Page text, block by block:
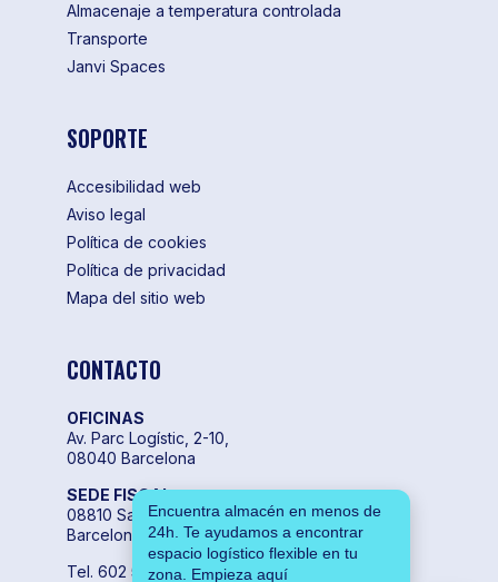
Almacenaje a temperatura controlada
Transporte
Janvi Spaces
SOPORTE
Accesibilidad web
Aviso legal
Política de cookies
Política de privacidad
Mapa del sitio web
CONTACTO
OFICINAS
Av. Parc Logístic, 2-10,
08040 Barcelona
SEDE FISCAL
08810 Sant Pere de Ribes,
Barcelona
Tel. 602 55 04 00
Encuentra almacén en menos de
24h. Te ayudamos a encontrar
espacio logístico flexible en tu
zona. Empieza aquí